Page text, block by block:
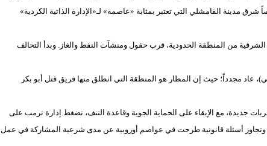
مدينة القامشلي التي تعتبر بمثابة «عاصمة» لـ«الإدارة الذاتية الكردية»
من المنطقة الحدودية، قرب حقول ومنشآت النفط والغاز. وبدأ التحالف
مجدداً؛ حيث إن المطار هو المنطقة التي انطلق منها فريق قتل أبو بكر
جندي، وإرسال مدرعات وعربات جديدة، مع الإبقاء على الحماية الجوية وقاعدة التنف، تضغط إدارة ترمب على
وتجاوز أسئلة قانونية طرحت في عواصم أوروبية عن مدى شرعية المشاركة في عمل